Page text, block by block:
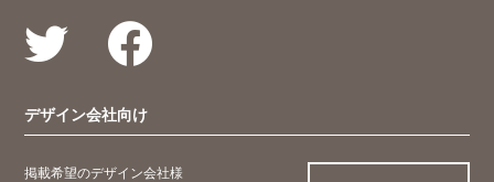
デザイン会社向け
掲載希望のデザイン会社様